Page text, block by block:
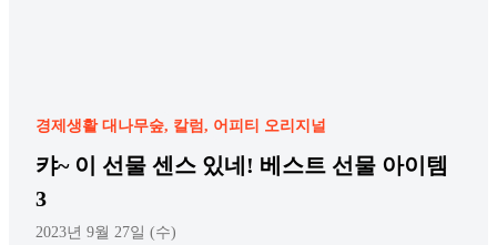
경제생활 대나무숲 칼럼 어피티 오리지널
캬~ 이 선물 센스 있네! 베스트 선물 아이템
3
2023년 9월 27일 (수)